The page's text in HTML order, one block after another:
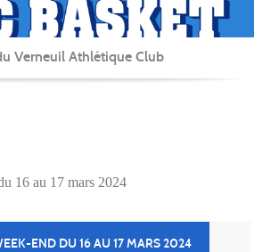
Verneuil Athlétique Club
16 au 17 mars 2024
END DU 16 AU 17 MARS 2024